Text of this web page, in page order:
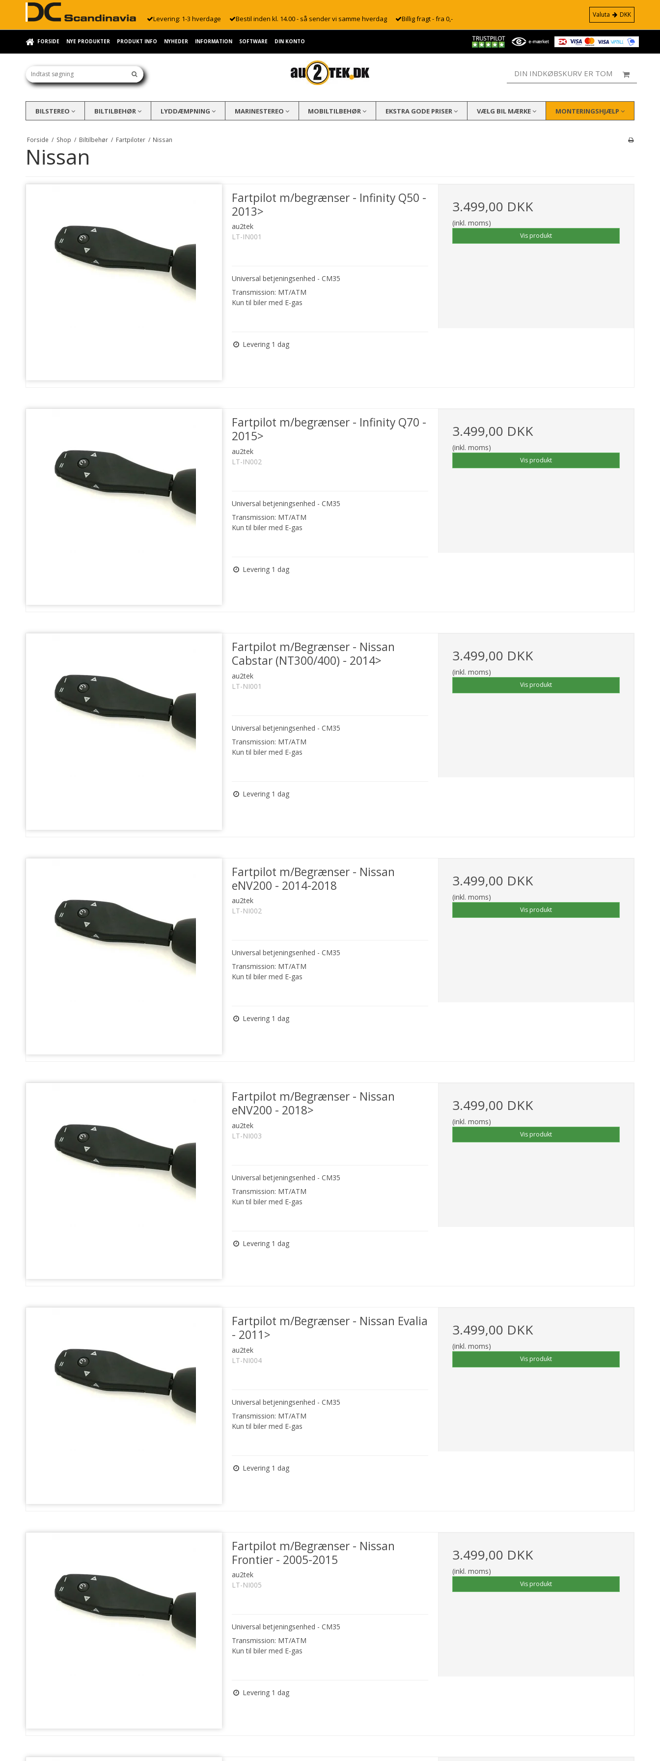
Levering: 1-3 hverdage Bestil inden kl. 14.00 - så sender vi samme hverdag Billig fragt - fra 0,- Valuta DKK
FORSIDE NYE PRODUKTER PRODUKT INFO NYHEDER INFORMATION SOFTWARE DIN KONTO
DIN INDKØBSKURV ER TOM
BILSTEREO BILTILBEHØR LYDDÆMPNING MARINESTEREO MOBILTILBEHØR EKSTRA GODE PRISER VÆLG BIL MÆRKE MONTERINGSHJÆLP
Forside / Shop / Biltilbehør / Fartpiloter / Nissan
Nissan
Fartpilot m/begrænser - Infinity Q50 -
2013>
au2tek
LT-IN001
Universal betjeningsenhed - CM35
Transmission: MT/ATM
Kun til biler med E-gas
Levering 1 dag
3.499,00 DKK
(inkl. moms)
Vis produkt
Fartpilot m/begrænser - Infinity Q70 -
2015>
au2tek
LT-IN002
Universal betjeningsenhed - CM35
Transmission: MT/ATM
Kun til biler med E-gas
Levering 1 dag
3.499,00 DKK
(inkl. moms)
Vis produkt
Fartpilot m/Begrænser - Nissan
Cabstar (NT300/400) - 2014>
au2tek
LT-NI001
Universal betjeningsenhed - CM35
Transmission: MT/ATM
Kun til biler med E-gas
Levering 1 dag
3.499,00 DKK
(inkl. moms)
Vis produkt
Fartpilot m/Begrænser - Nissan
eNV200 - 2014-2018
au2tek
LT-NI002
Universal betjeningsenhed - CM35
Transmission: MT/ATM
Kun til biler med E-gas
Levering 1 dag
3.499,00 DKK
(inkl. moms)
Vis produkt
Fartpilot m/Begrænser - Nissan
eNV200 - 2018>
au2tek
LT-NI003
Universal betjeningsenhed - CM35
Transmission: MT/ATM
Kun til biler med E-gas
Levering 1 dag
3.499,00 DKK
(inkl. moms)
Vis produkt
Fartpilot m/Begrænser - Nissan Evalia
- 2011>
au2tek
LT-NI004
Universal betjeningsenhed - CM35
Transmission: MT/ATM
Kun til biler med E-gas
Levering 1 dag
3.499,00 DKK
(inkl. moms)
Vis produkt
Fartpilot m/Begrænser - Nissan
Frontier - 2005-2015
au2tek
LT-NI005
Universal betjeningsenhed - CM35
Transmission: MT/ATM
Kun til biler med E-gas
Levering 1 dag
3.499,00 DKK
(inkl. moms)
Vis produkt